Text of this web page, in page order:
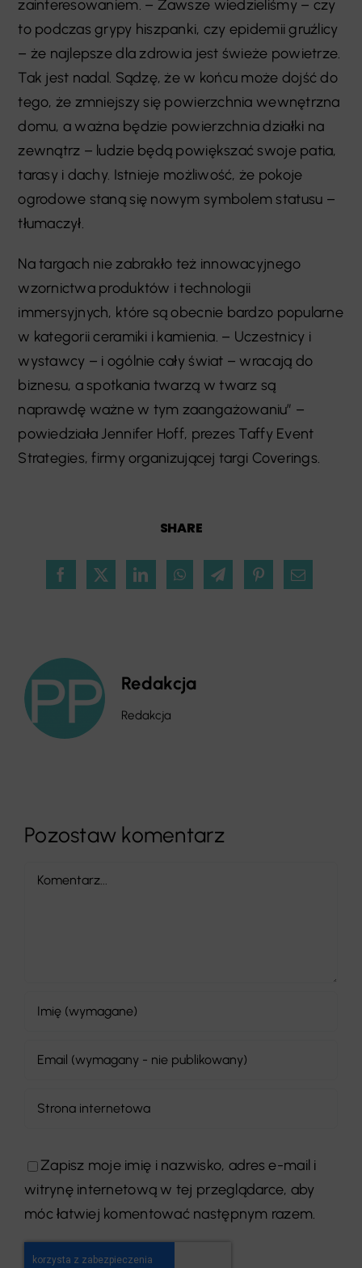
SHARE
zainteresowaniem. – Zawsze wiedzieliśmy – czy
to podczas grypy hiszpanki, czy epidemii gruźlicy
– że najlepsze dla zdrowia jest świeże powietrze.
Tak jest nadal. Sądzę, że w końcu może dojść do
tego, że zmniejszy się powierzchnia wewnętrzna
domu, a ważna będzie powierzchnia działki na
zewnątrz – ludzie będą powiększać swoje patia,
tarasy i dachy. Istnieje możliwość, że pokoje
ogrodowe staną się nowym symbolem statusu –
tłumaczył.
Na targach nie zabrakło też innowacyjnego
wzornictwa produktów i technologii
immersyjnych, które są obecnie bardzo popularne
w kategorii ceramiki i kamienia. – Uczestnicy i
wystawcy – i ogólnie cały świat – wracają do
biznesu, a spotkania twarzą w twarz są
naprawdę ważne w tym zaangażowaniu” –
powiedziała Jennifer Hoff, prezes Taffy Event
Strategies, firmy organizującej targi Coverings.
Redakcja
Redakcja
Pozostaw komentarz
Comment
Zapisz moje imię i nazwisko, adres e-mail i
witrynę internetową w tej przeglądarce, aby
móc łatwiej komentować następnym razem.